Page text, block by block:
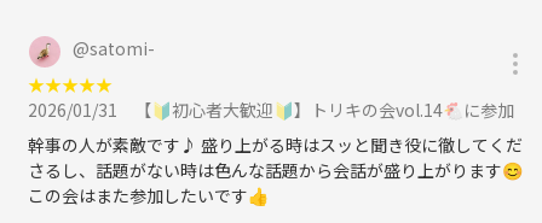
@satomi-
★★★★★
2026/01/31
【🔰初心者大歓迎🔰】トリキの会vol.14🐔に参加
幹事の人が素敵です♪ 盛り上がる時はスッと聞き役に徹してくだ
さるし、話題がない時は色んな話題から会話が盛り上がります😊
この会はまた参加したいです👍